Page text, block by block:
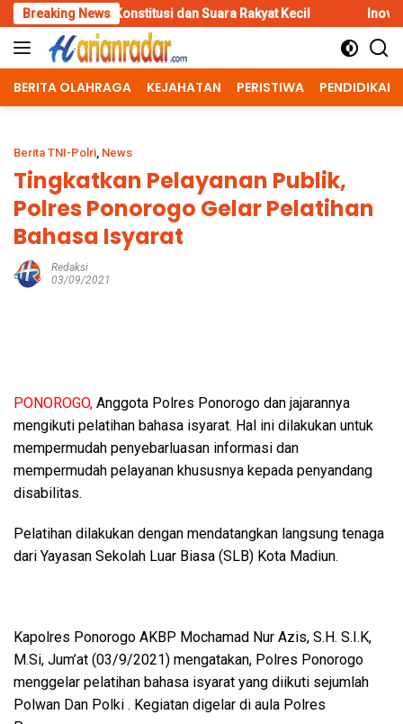
Skip
to
content
Breaking News
dan Suara Rakyat Kecil Inovasi Srikandi Care,
BERITA OLAHRAGA KEJAHATAN PERISTIWA PENDIDIKAN
Berita TNI-Polri, News
Tingkatkan Pelayanan Publik,
Polres Ponorogo Gelar Pelatihan
Bahasa Isyarat
Redaksi
03/09/2021
PONOROGO, Anggota Polres Ponorogo dan jajarannya
mengikuti pelatihan bahasa isyarat. Hal ini dilakukan untuk
mempermudah penyebarluasan informasi dan
mempermudah pelayanan khususnya kepada penyandang
disabilitas.
Pelatihan dilakukan dengan mendatangkan langsung tenaga
dari Yayasan Sekolah Luar Biasa (SLB) Kota Madiun.
Kapolres Ponorogo AKBP Mochamad Nur Azis, S.H. S.I.K,
M.Si, Jum’at (03/9/2021) mengatakan, Polres Ponorogo
menggelar pelatihan bahasa isyarat yang diikuti sejumlah
Polwan Dan Polki . Kegiatan digelar di aula Polres